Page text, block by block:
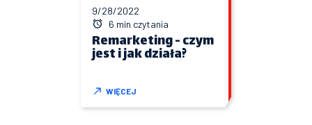
9/28/2022
6 min czytania
Remarketing - czym
jest i jak działa?
WIĘCEJ